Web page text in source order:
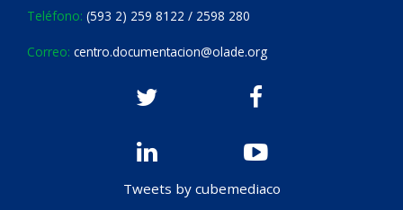
Teléfono: (593 2) 259 8122 / 2598 280
Correo: centro.documentacion@olade.org
Tweets by cubemediaco